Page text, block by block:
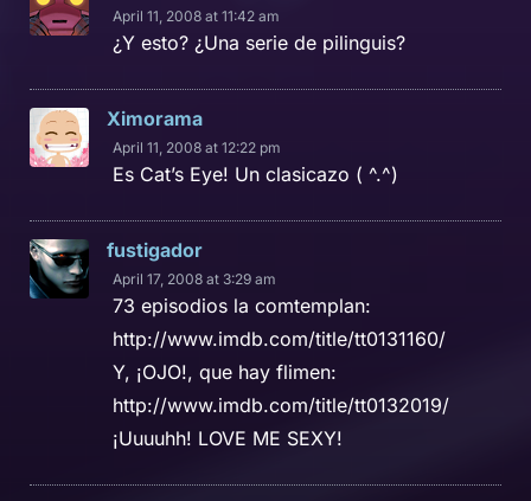
April 11, 2008 at 11:42 am
¿Y esto? ¿Una serie de pilinguis?
Ximorama
April 11, 2008 at 12:22 pm
Es Cat’s Eye! Un clasicazo ( ^.^)
fustigador
April 17, 2008 at 3:29 am
73 episodios la comtemplan:
http://www.imdb.com/title/tt0131160/
Y, ¡OJO!, que hay flimen:
http://www.imdb.com/title/tt0132019/
¡Uuuuhh! LOVE ME SEXY!